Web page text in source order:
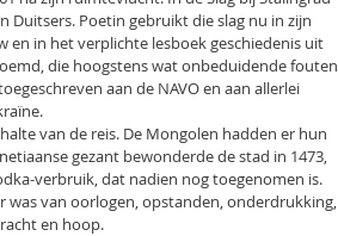
Duitsers. Poetin gebruikt die slag nu in zijn
en in het verplichte lesboek geschiedenis uit
die hoogstens wat onbeduidende fouten
aan de NAVO en aan allerlei
van de reis. De Mongolen hadden er hun
gezant bewonderde de stad in 1473,
verbruik, dat nadien nog toegenomen is.
was van oorlogen, opstanden, onderdrukking,
en hoop.